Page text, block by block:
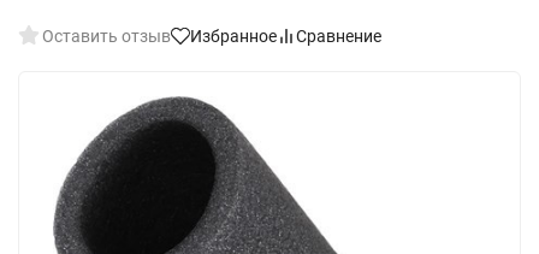
Оставить отзыв Избранное Сравнение